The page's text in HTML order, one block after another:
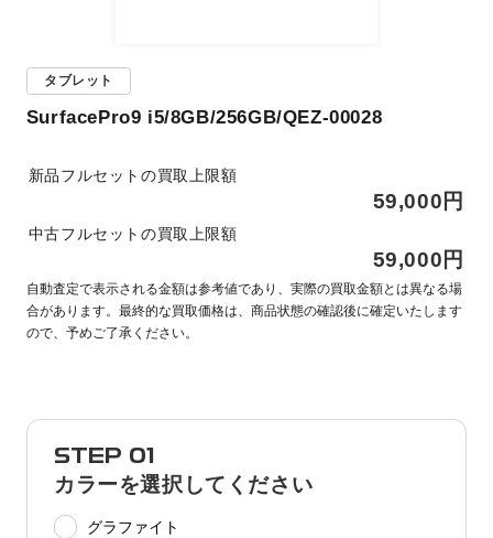
タブレット
SurfacePro9 i5/8GB/256GB/QEZ-00028
新品フルセットの買取上限額
59,000円
中古フルセットの買取上限額
59,000円
自動査定で表示される金額は参考値であり、実際の買取金額とは異なる場
合があります。最終的な買取価格は、商品状態の確認後に確定いたします
ので、予めご了承ください。
STEP 01
カラーを選択してください
グラファイト